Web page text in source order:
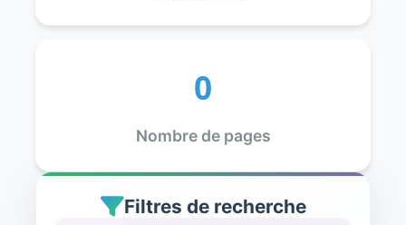
0
Nombre de pages
Filtres de recherche